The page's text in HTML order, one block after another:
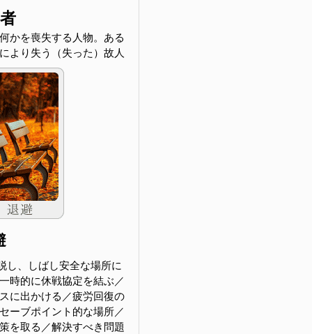
かを喪失する人物。ある
より失う（失った）故人
し、しばし安全な場所に
時的に休戦協定を結ぶ／
に出かける／疲労回復の
ーブポイント的な場所／
を取る／解決すべき問題